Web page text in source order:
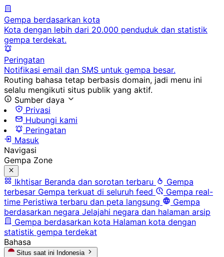
Gempa berdasarkan kota
Kota dengan lebih dari 20.000 penduduk dan statistik
gempa terdekat.
Peringatan
Notifikasi email dan SMS untuk gempa besar.
Routing bahasa tetap berbasis domain, jadi menu ini
selalu mengikuti situs publik yang aktif.
Sumber daya
Privasi
Hubungi kami
Peringatan
Masuk
Navigasi
Gempa Zone
Ikhtisar Beranda dan sorotan terbaru
Gempa
terbesar Gempa terkuat di seluruh feed
Gempa real-
time Peristiwa terbaru dan peta langsung
Gempa
berdasarkan negara Jelajahi negara dan halaman arsip
Gempa berdasarkan kota Halaman kota dengan
statistik gempa terdekat
Bahasa
Situs saat ini Indonesia